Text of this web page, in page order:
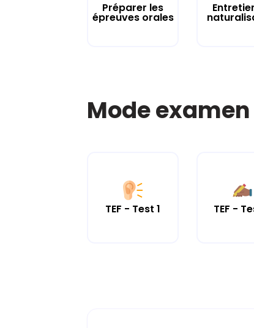
Préparer les
épreuves orales
Mode examen
TEF - Test 1 TEF -